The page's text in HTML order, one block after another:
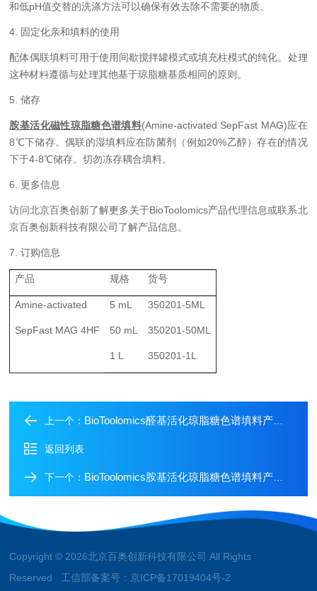
和低pH值交替的洗涤方法可以确保有效去除不需要的物质。
4. 固定化亲和填料的使用
配体偶联填料可用于使用间歇搅拌罐模式或填充柱模式的纯化。处理
这种材料遵循与处理其他基于琼脂糖基质相同的原则。
5.储存
胺基活化磁性琼脂糖色谱填料(Amine-activated SepFast MAG)应在
8℃下储存。偶联的湿填料应在防菌剂（例如20%乙醇）存在的情况
下于4-8℃储存。切勿冻存耦合填料。
6.更多信息
访问北京百奥创新了解更多关于BioToolomics产品代理信息或联系北
京百奥创新科技有限公司了解产品信息。
7.订购信息
产品 规格 货号
Amine-activated
SepFast MAG4HF
5 mL 350201-5ML
50 mL 350201-50ML
1 L 350201-1L
上一个： BioToolomics醛基活化琼脂糖色谱填料产品介绍
返回列表
下一个： BioToolomics胺基活化琼脂糖色谱填料产品介绍
Copyright © 2026北京百奥创新科技有限公司 All Rights
Reserved 工信部备案号： 京ICP备17019404号-2